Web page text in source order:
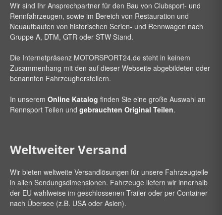
Wir sind Ihr Ansprechpartner für den Bau von Clubsport- und
Rennfahrzeugen, sowie im Bereich von Restauration und
Neuaufbauten von historischen Serien- und Rennwagen nach
Gruppe A, DTM, GTR oder STW Stand.
Die Internetpräsenz MOTORSPORT24.de steht in keinem
Zusammenhang mit den auf dieser Webseite abgebildeten oder
benannten Fahrzeugherstellern.
In unserem Online Katalog finden Sie eine große Auswahl an
Rennsport Teilen und gebrauchten Original Teilen.
Weltweiter Versand
Wir bieten weltweite Versandlösungen für unsere Fahrzeugteile
in allen Sendungsdimensionen. Fahrzeuge liefern wir innerhalb
der EU wahlweise im geschlossenen Trailer oder per Container
nach Übersee (z.B. USA oder Asien).